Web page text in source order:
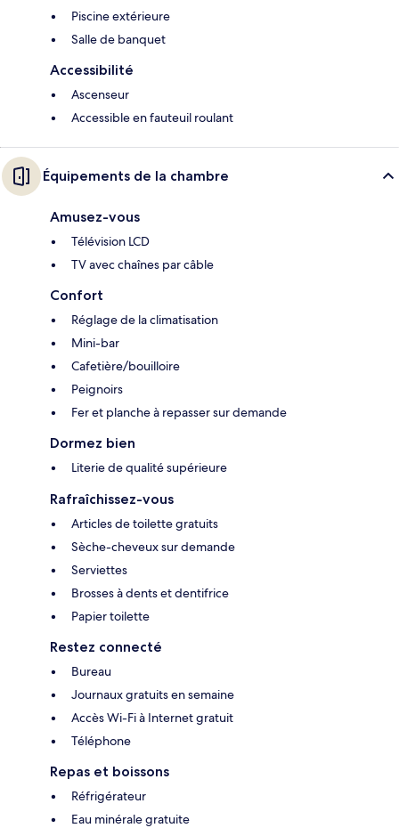
Piscine extérieure
Salle de banquet
Accessibilité
Ascenseur
Accessible en fauteuil roulant
Équipements de la chambre
Amusez-vous
Télévision LCD
TV avec chaînes par câble
Confort
Réglage de la climatisation
Mini-bar
Cafetière/bouilloire
Peignoirs
Fer et planche à repasser sur demande
Dormez bien
Literie de qualité supérieure
Rafraîchissez-vous
Articles de toilette gratuits
Sèche-cheveux sur demande
Serviettes
Brosses à dents et dentifrice
Papier toilette
Restez connecté
Bureau
Journaux gratuits en semaine
Accès Wi-Fi à Internet gratuit
Téléphone
Repas et boissons
Réfrigérateur
Eau minérale gratuite